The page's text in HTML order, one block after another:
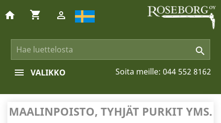

home shopping_cart 
Soita meille: 044 552 8162
VALIKKO
MAALINPOISTO, TYHJÄT PURKIT YMS.